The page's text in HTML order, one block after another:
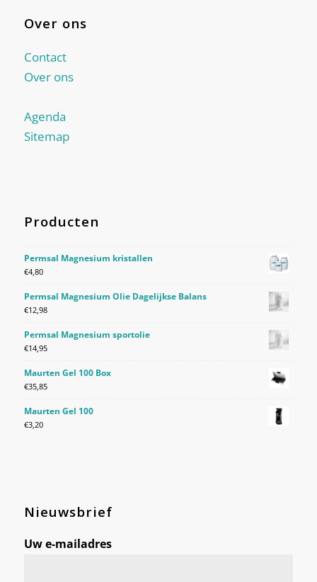
Over ons
Contact
Over ons
Agenda
Sitemap
Producten
Permsal Magnesium kristallen
€4,80
Permsal Magnesium Olie Dagelijkse Balans
€12,98
Permsal Magnesium sportolie
€14,95
Maurten Gel 100 Box
€35,85
Maurten Gel 100
€3,20
Nieuwsbrief
Uw e-mailadres